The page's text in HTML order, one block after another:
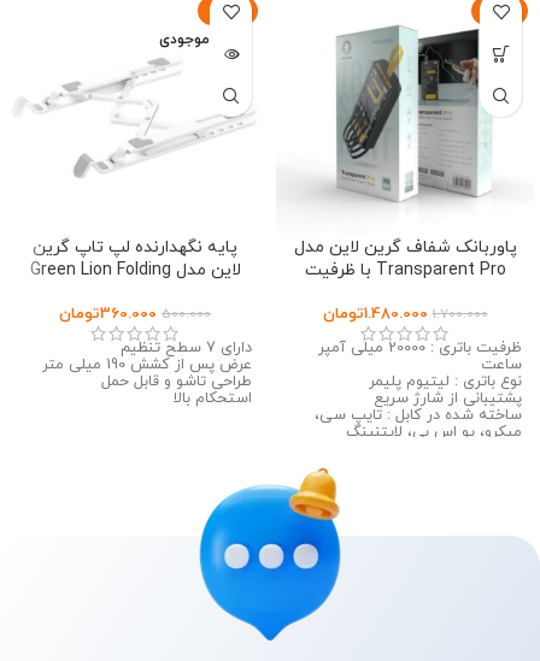
-13%
پاوربانک شفاف گرین لاین مدل
Transparent Pro با ظرفیت
1.700.000
1.480.000تومان
ظرفیت باتری : 20000 میلی آمپر
ساعت
نوع باتری : لیتیوم پلیمر
پشتیبانی از شارژ سریع
ساخته شده در کابل : تایپ سی،
میکرو، یو اس بی، لایتنینگ
-28%
اتمام موجودی
پایه نگهدارنده لپ تاپ گرین
لاین مدل Green Lion Folding
500.000
360.000تومان
دارای 7 سطح تنظیم
عرض پس از کشش 190 میلی متر
طراحی تاشو و قابل حمل
استحکام بالا